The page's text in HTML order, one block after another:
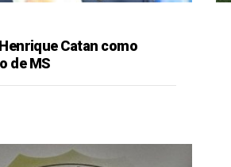
Catan como
de MS